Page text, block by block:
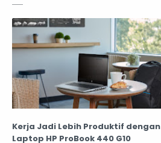
Kerja Jadi Lebih Produktif dengan
Laptop HP ProBook 440 G10